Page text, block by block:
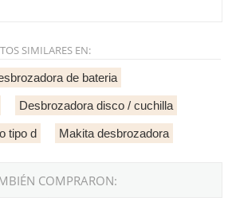
SIMILARES EN:
de bateria
Desbrozadora disco / cuchilla
tipo d Makita desbrozadora
COMPRARON: